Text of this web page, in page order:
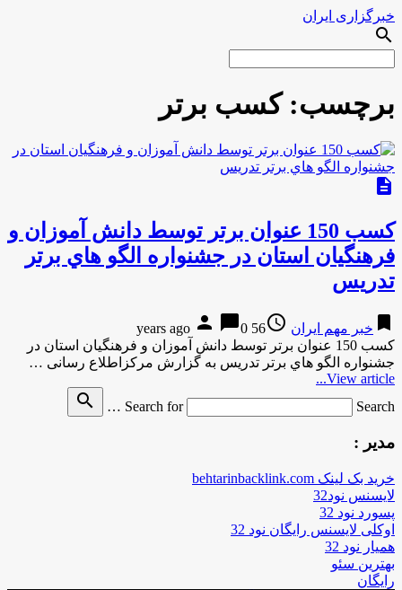
خبرگزاری ایران
search
برچسب:كسب برتر
description
كسب 150 عنوان برتر توسط دانش آموزان و
فرهنگيان استان در جشنواره الگو هاي برتر
تدريس
bookmark خبر مهم ایران access_time
56 years ago
person chat_bubble0
كسب 150 عنوان برتر توسط دانش آموزان و فرهنگيان استان در
جشنواره الگو هاي برتر تدريس به گزارش مركزاطلاع رسانی …
View article...
Search for
Search …
search
مدیر :
خرید بک لینک behtarinbacklink.com
لایسنس نود32
پسورد نود 32
اوکلی لایسنس رایگان نود 32
همیار نود 32
بهترین سئو
رایگان